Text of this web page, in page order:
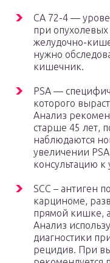
СА 72-4 —
при опухолевых
желудочно-
нужно
кишечник.
PSA —
которого
Анализ
старше 45 лет,
наблюдаются
увеличении
консультацию к
SCC – антиген
карциноме,
прямой кишке,
Анализ
диагностики
рецидив. При